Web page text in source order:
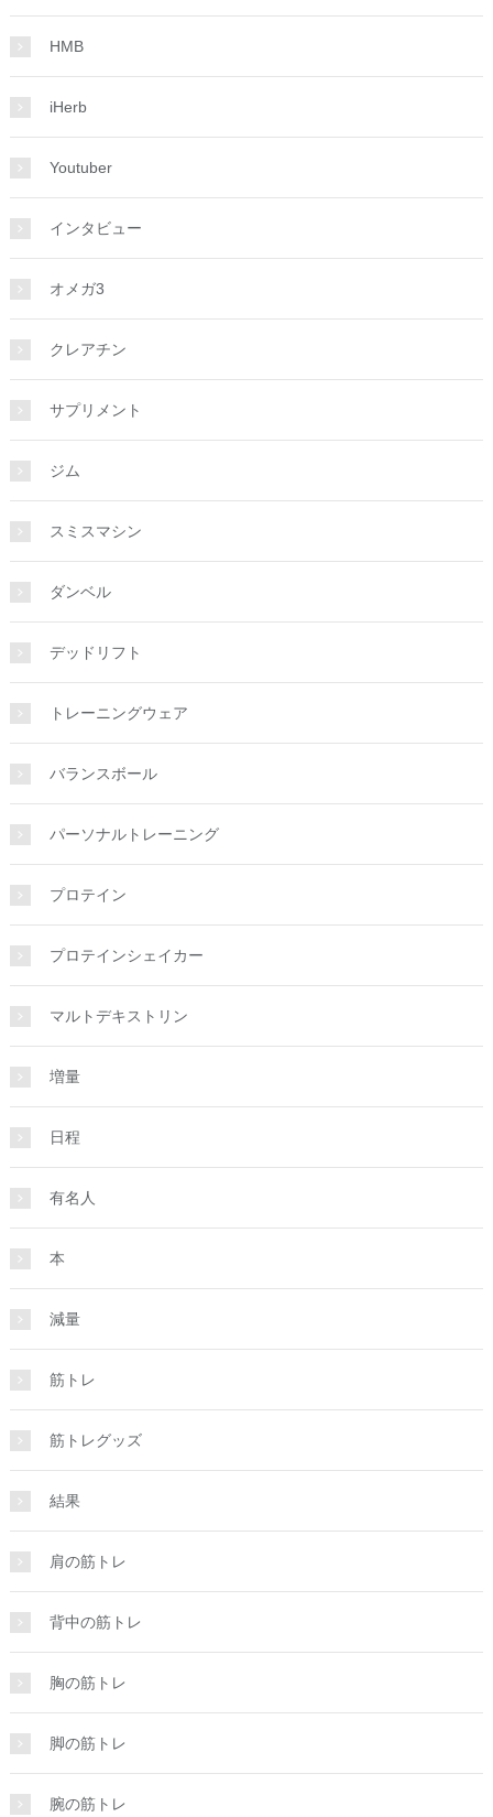
HMB
iHerb
Youtuber
インタビュー
オメガ3
クレアチン
サプリメント
ジム
スミスマシン
ダンベル
デッドリフト
トレーニングウェア
バランスボール
パーソナルトレーニング
プロテイン
プロテインシェイカー
マルトデキストリン
増量
日程
有名人
本
減量
筋トレ
筋トレグッズ
結果
肩の筋トレ
背中の筋トレ
胸の筋トレ
脚の筋トレ
腕の筋トレ